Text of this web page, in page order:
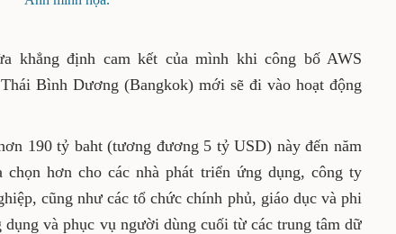
vừa khẳng định cam kết của mình khi công
2025.
hơn 190 tỷ baht (tương đương 5 tỷ USD)
đến nhiều lựa chọn hơn cho các nhà phát
nghiệp, doanh nhân, doanh nghiệp, cũng